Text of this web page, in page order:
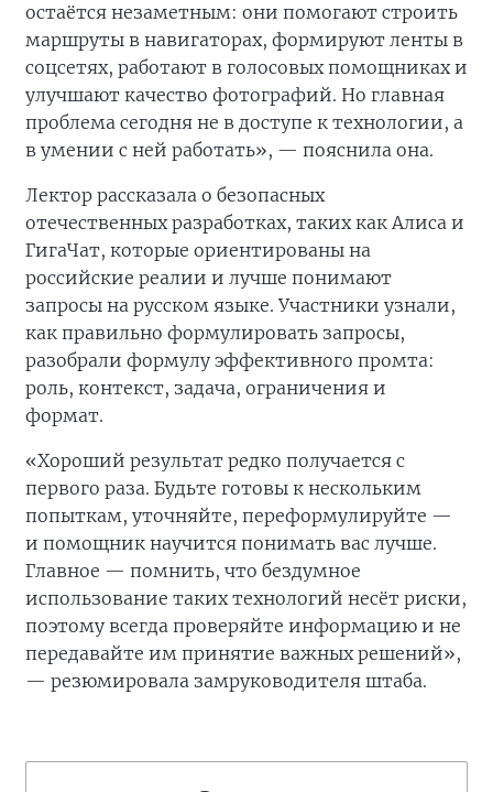
остаётся незаметным: они помогают строить
маршруты в навигаторах, формируют ленты в
соцсетях, работают в голосовых помощниках и
улучшают качество фотографий. Но главная
проблема сегодня не в доступе к технологии, а
в умении с ней работать», — пояснила она.
Лектор рассказала о безопасных
отечественных разработках, таких как Алиса и
ГигаЧат, которые ориентированы на
российские реалии и лучше понимают
запросы на русском языке. Участники узнали,
как правильно формулировать запросы,
разобрали формулу эффективного промта:
роль, контекст, задача, ограничения и
формат.
«Хороший результат редко получается с
первого раза. Будьте готовы к нескольким
попыткам, уточняйте, переформулируйте —
и помощник научится понимать вас лучше.
Главное — помнить, что бездумное
использование таких технологий несёт риски,
поэтому всегда проверяйте информацию и не
передавайте им принятие важных решений»,
— резюмировала замруководителя штаба.